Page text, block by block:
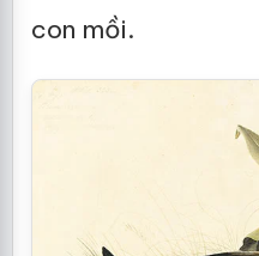
con mồi.